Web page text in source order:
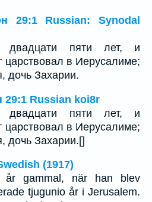
29:1 Russian: Synodal
двадцати пяти лет, и
царствовал в Иерусалиме;
дочь Захарии.
29:1 Russian koi8r
двадцати пяти лет, и
царствовал в Иерусалиме;
дочь Захарии.[]
(1917)
år gammal, när han blev
tjugunio år i Jerusalem.